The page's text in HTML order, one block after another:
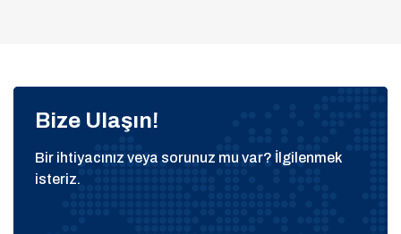
Bize Ulaşın!
Bir ihtiyacınız veya sorunuz mu var? İlgilenmek
isteriz.